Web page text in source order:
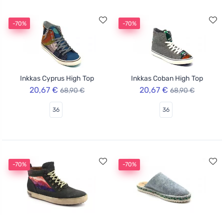
-70%
Inkkas Cyprus High Top
20,67 € 68,90 €
36
-70%
Inkkas Coban High Top
20,67 € 68,90 €
36
-70% -70%